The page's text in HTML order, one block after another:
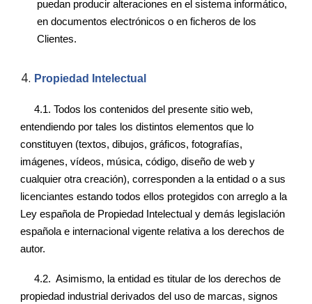
puedan producir alteraciones en el sistema informático,
en documentos electrónicos o en ficheros de los
Clientes.
Propiedad Intelectual
4.1.Todos los contenidos del presente sitio web,
entendiendo por tales los distintos elementos que lo
constituyen (textos, dibujos, gráficos, fotografías,
imágenes, vídeos, música, código, diseño de web y
cualquier otra creación), corresponden a la entidad o a sus
licenciantes estando todos ellos protegidos con arreglo a la
Ley española de Propiedad Intelectual y demás legislación
española e internacional vigente relativa a los derechos de
autor.
4.2. Asimismo, la entidad es titular de los derechos de
propiedad industrial derivados del uso de marcas, signos